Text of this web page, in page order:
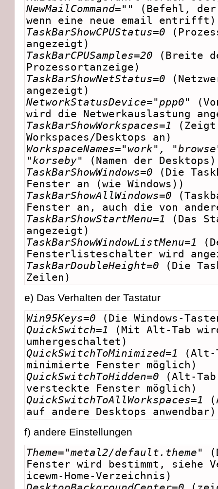
NewMailCommand=""
(Befehl,
wenn eine neue email entrifft)
TaskBarShowCPUStatus=0
angezeigt)
TaskBarCPUSamples=20 (Breite
Prozessortanzeige)
TaskBarShowNetStatus=0
angezeigt)
NetworkStatusDevice="ppp0"
wird die Netwerkauslastung
TaskBarShowWorkspaces=1
Workspaces/Desktops an)
WorkspaceNames="work",
"korseby"
(Namen der Desktops)
TaskBarShowWindows=0 (Die
Fenster an (wie Windows))
TaskBarShowAllWindows=0
Fenster an, auch die von
TaskBarShowStartMenu=1
(Das
angezeigt)
TaskBarShowWindowListMenu=1
Fensterlisteschalter wird
TaskBarDoubleHeight=0 (Die
Zeilen)
e) Das Verhalten der Tastatur
Win95Keys=0 (Die Windows-
QuickSwitch=1
(Mit Alt-Tab
umhergeschaltet)
QuickSwitchToMinimized=1
(Alt-
minimierte Fenster möglich)
QuickSwitchToHidden=0 (Alt-
versteckte Fenster möglich)
QuickSwitchToAllWorkspaces=1
auf andere Desktops anwendbar)
f) andere Einstellungen
Theme="metal2/default.theme"
Fenster wird bestimmt, siehe
icewm-Home-Verzeichnis)